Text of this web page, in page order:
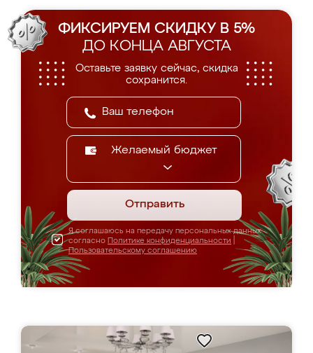
ФИКСИРУЕМ СКИДКУ В 5%
ДО КОНЦА АВГУСТА
Оставьте заявку сейчас, скидка
сохранится.
Желаемый бюджет
Отправить
Я соглашаюсь на передачу персональных данных
согласно Политике конфиденциальности
Пользовательскому соглашению